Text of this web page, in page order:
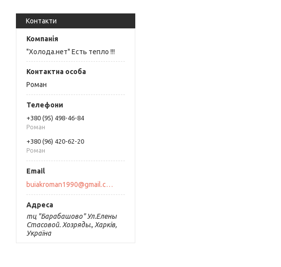
Контакти
"Холода.нет" Есть тепло !!!
Роман
+380 (95) 498-46-84
Роман
+380 (96) 420-62-20
Роман
buiakroman1990@gmail.com
тц "Барабашово" Ул.Елены
Стасовой. Хозряды., Харків,
Україна